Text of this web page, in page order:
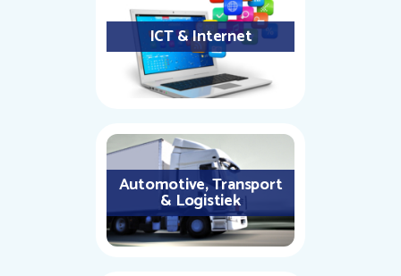
ICT & Internet
Automotive, Transport
& Logistiek